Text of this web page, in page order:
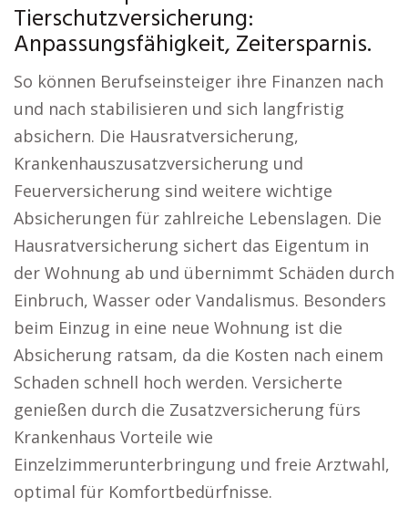
Tierschutzversicherung:
Anpassungsfähigkeit, Zeitersparnis.
So können Berufseinsteiger ihre Finanzen nach
und nach stabilisieren und sich langfristig
absichern. Die Hausratversicherung,
Krankenhauszusatzversicherung und
Feuerversicherung sind weitere wichtige
Absicherungen für zahlreiche Lebenslagen. Die
Hausratversicherung sichert das Eigentum in
der Wohnung ab und übernimmt Schäden durch
Einbruch, Wasser oder Vandalismus. Besonders
beim Einzug in eine neue Wohnung ist die
Absicherung ratsam, da die Kosten nach einem
Schaden schnell hoch werden. Versicherte
genießen durch die Zusatzversicherung fürs
Krankenhaus Vorteile wie
Einzelzimmerunterbringung und freie Arztwahl,
optimal für Komfortbedürfnisse.